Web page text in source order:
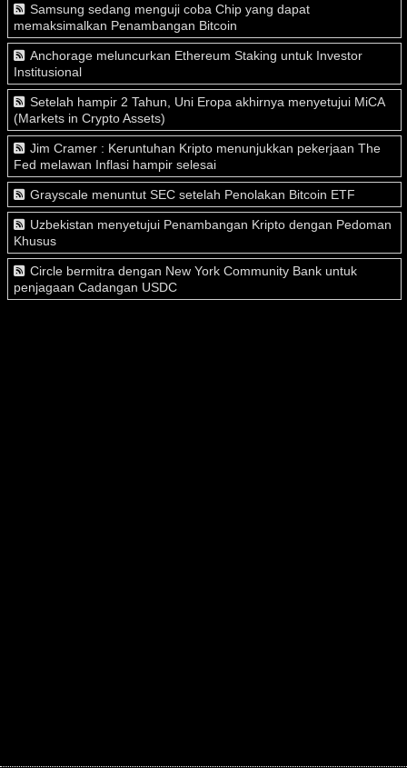
Samsung sedang menguji coba Chip yang dapat
memaksimalkan Penambangan Bitcoin
Anchorage meluncurkan Ethereum Staking untuk Investor
Institusional
Setelah hampir 2 Tahun, Uni Eropa akhirnya menyetujui MiCA
(Markets in Crypto Assets)
Jim Cramer : Keruntuhan Kripto menunjukkan pekerjaan The
Fed melawan Inflasi hampir selesai
Grayscale menuntut SEC setelah Penolakan Bitcoin ETF
Uzbekistan menyetujui Penambangan Kripto dengan Pedoman
Khusus
Circle bermitra dengan New York Community Bank untuk
penjagaan Cadangan USDC